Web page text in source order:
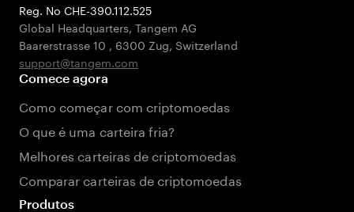
Reg. No CHE-390.112.525
Global Headquarters, Tangem AG
Baarerstrasse 10 , 6300 Zug, Switzerland
support@tangem.com
Comece agora
Como começar com criptomoedas
O que é uma carteira fria?
Melhores carteiras de criptomoedas
Comparar carteiras de criptomoedas
Produtos